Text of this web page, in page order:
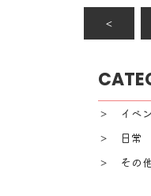
＜
＞ イベ
＞ 日常
＞ その